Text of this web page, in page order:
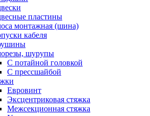
пластины
монтажная (шина)
кабеля
шурупы
С потайной головкой
С прессшайбой
Евровинт
Эксцентриковая стяжка
Межсекционная стяжка